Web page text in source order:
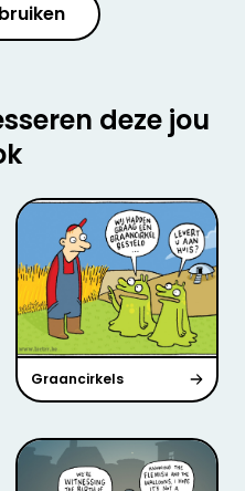
deze jou
Graancirkels